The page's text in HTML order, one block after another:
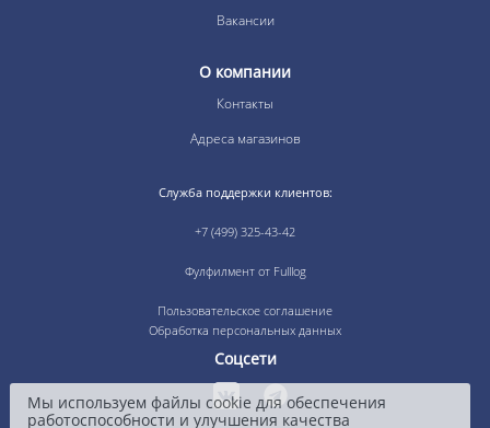
Вакансии
О компании
Контакты
Адреса магазинов
Служба поддержки клиентов:
+7 (499) 325-43-42
Фулфилмент от Fulllog
Пользовательское соглашение
Обработка персональных данных
Соцсети
Мы используем файлы cookie для обеспечения
работоспособности и улучшения качества